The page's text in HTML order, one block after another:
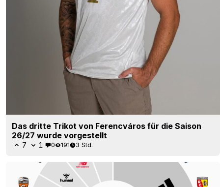
Das dritte Trikot von Ferencváros für die Saison
26/27 wurde vorgestellt
7 1 0 191 3 Std.